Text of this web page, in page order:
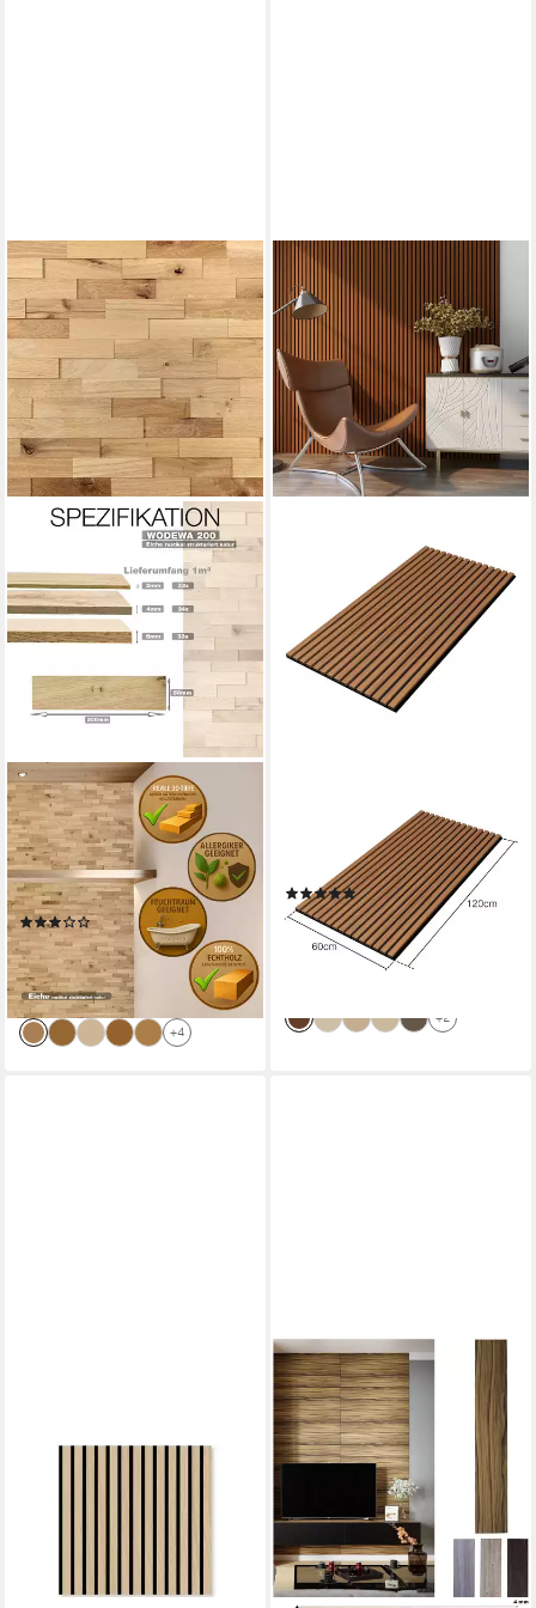
WODEWA GMBH
3D Wandpaneel Vollholz -
Serie 200 -, BxL: 5,00x20,00
cm, 0,01 qm, (Set, 100-tlg., 1
qm) 3D-Optik
(1)
62,95 €
(62,95 €/ 1 qm)
lieferbar - in 9-11 Werktagen bei
dir
+4
3D Wandpaneel, (Set, 12-tlg)
»Vang« Akustik Wandpaneel
Teak 8,64m²
(15)
ab 253,99 € UVP477,99 €
(29,40 €/ 1 qm)
+2